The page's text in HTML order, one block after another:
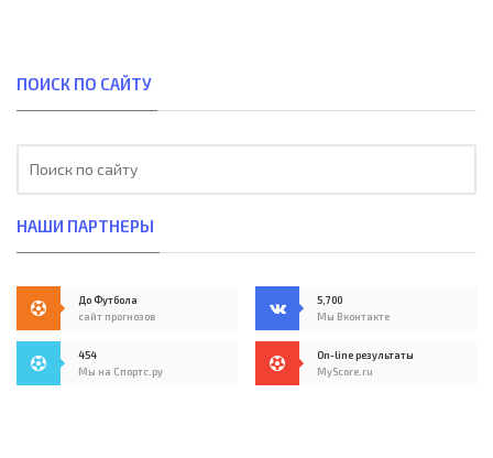
ПОИСК ПО САЙТУ
НАШИ ПАРТНЕРЫ
До Футбола
сайт прогнозов
5,700
Мы Вконтакте
454
Мы на Спортс.ру
On-line результаты
MyScore.ru